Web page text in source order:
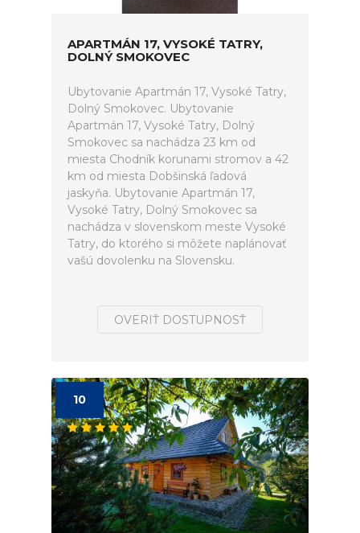
APARTMÁN 17, VYSOKÉ TATRY,
DOLNÝ SMOKOVEC
Ubytovanie Apartmán 17, Vysoké Tatry,
Dolný Smokovec. Ubytovanie
Apartmán 17, Vysoké Tatry, Dolný
Smokovec sa nachádza 23 km od
miesta Chodník korunami stromov a 42
km od miesta Dobšinská ľadová
jaskyňa. Ubytovanie Apartmán 17,
Vysoké Tatry, Dolný Smokovec sa
nachádza v slovenskom meste Vysoké
Tatry, do ktorého si môžete naplánovať
vašú dovolenku na Slovensku.
OVERIŤ DOSTUPNOSŤ
10